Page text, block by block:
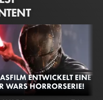
ENTWICKELT EINE
WARS HORRORSERIE!